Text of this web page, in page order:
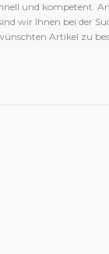
und kompetent.
wir Ihnen bei der
Artikel zu